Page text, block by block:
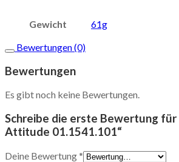
Gewicht
61g
Bewertungen (0)
Bewertungen
Es gibt noch keine Bewertungen.
Schreibe die erste Bewertung für
Attitude 01.1541.101“
Deine Bewertung*